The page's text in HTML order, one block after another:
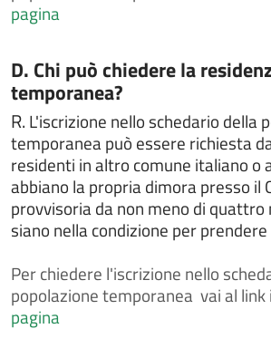
cremazione
estumulazione o traslazione
Chiedere la cittadinanza italiana
Chiedere la concessione di spazi
attività culturali o sportive
Chiedere la concessione, il rinnovo
loculo od ossario
Chiedere la concessione, il rinnovo
loculo od ossario
elettorali
Chiedere la legalizzazione di fotografia
Chiedere la pubblicazione di matrimonio
pagina
Categoria:
D. Chi può chiedere la
temporanea?
R. L'iscrizione nello schedario della
temporanea può essere richiesta
residenti in altro comune italiano o
abbiano la propria dimora presso il
provvisoria da non meno di quattro
siano nella condizione per
Perchiedere l'iscrizione nello
popolazione temporanea vai al link
pagina